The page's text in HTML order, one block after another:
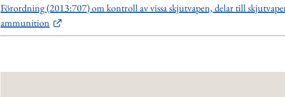
Förordning (2013:707) om kontroll av vissa skjutvapen, delar till
ammunition